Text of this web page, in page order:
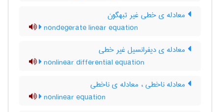
معادله ی خطی غیر تبهگون
nondegerate linear equation
معادله ی دیفرانسیل غیر خطی
nonlinear differential equation
معادله ناخطی ، معادله ی ناخطی
nonlinear equation